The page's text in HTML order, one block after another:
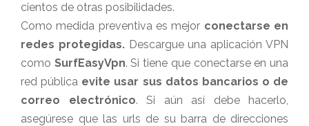
cientos de otras posibilidades.
Como medida preventiva es mejor conectarse en
redes protegidas.Descargue una aplicación VPN
como SurfEasyVpn. Si tiene que conectarse en una
red pública evite usar sus datos bancarios o de
correo electrónico. Si aún así debe hacerlo,
asegúrese que las urls de su barra de direcciones